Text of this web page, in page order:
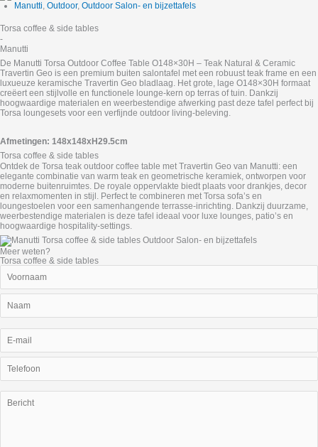
Manutti, Outdoor, Outdoor Salon- en bijzettafels
Torsa coffee & side tables
-
Manutti
De Manutti Torsa Outdoor Coffee Table O148×30H – Teak Natural & Ceramic
Travertin Geo is een premium buiten salontafel met een robuust teak frame en een
luxueuze keramische Travertin Geo bladlaag. Het grote, lage O148×30H formaat
creëert een stijlvolle en functionele lounge-kern op terras of tuin. Dankzij
hoogwaardige materialen en weerbestendige afwerking past deze tafel perfect bij
Torsa loungesets voor een verfijnde outdoor living-beleving.
Afmetingen: 148x148xH29.5cm
Torsa coffee & side tables
Ontdek de Torsa teak outdoor coffee table met Travertin Geo van Manutti: een
elegante combinatie van warm teak en geometrische keramiek, ontworpen voor
moderne buitenruimtes. De royale oppervlakte biedt plaats voor drankjes, decor
en relaxmomenten in stijl. Perfect te combineren met Torsa sofa’s en
loungestoelen voor een samenhangende terrasse-inrichting. Dankzij duurzame,
weerbestendige materialen is deze tafel ideaal voor luxe lounges, patio’s en
hoogwaardige hospitality-settings.
Meer weten?
Torsa coffee & side tables